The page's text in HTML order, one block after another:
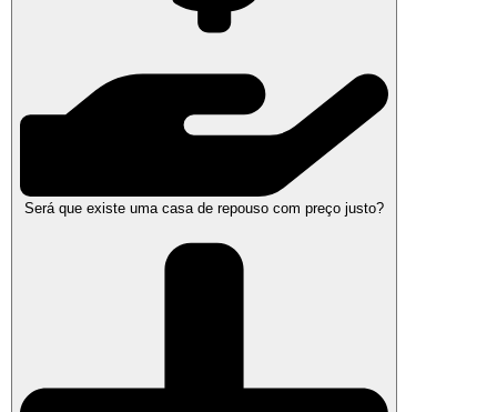
Será que existe uma casa de repouso com preço justo?